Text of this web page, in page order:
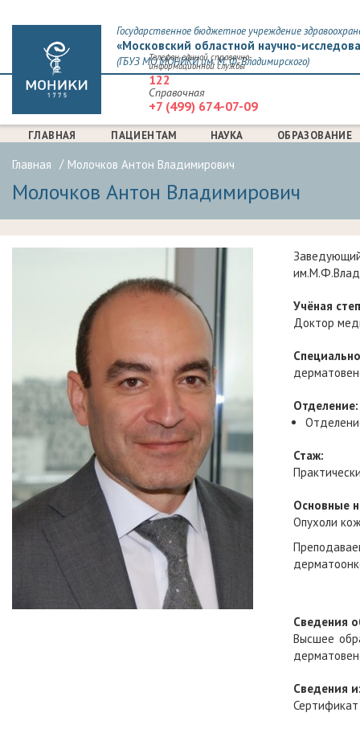
Государственное бюджетное учреждение
«Московский областной научно-
(ГБУЗ МО МОНИКИ им. М. Ф. Владимирского)
Телефон единой справочно-
информационной службы
122
Справочная
+7 (499) 674-07-09
ГЛАВНАЯ ПАЦИЕНТАМ НАУКА ОБРАЗОВАНИЕ
Главная Молочков Антон Владимирович
Молочков Антон Владимирович
Учёная
Доктор
Отделение:
Стаж:
Основные
Опухоли
Сведения
Высшее
Сведения
Сертификат